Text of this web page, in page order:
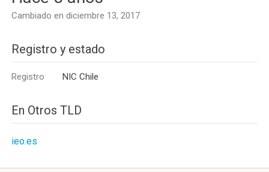
Cambiado en diciembre 13, 2017
Registro y estado
Registro NIC Chile
En Otros TLD
ieo.es